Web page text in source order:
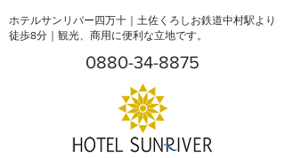
ホテルサンリバー四万十｜土佐くろしお鉄道中村駅より
徒歩8分｜観光、商用に便利な立地です。
0880-34-8875